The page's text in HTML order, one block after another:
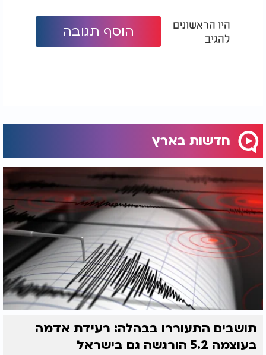
היו הראשונים
להגיב
הוסף תגובה
חדשות בארץ
תושבים התעוררו בבהלה: רעידת אדמה
בעוצמה 5.2 הורגשה גם בישראל